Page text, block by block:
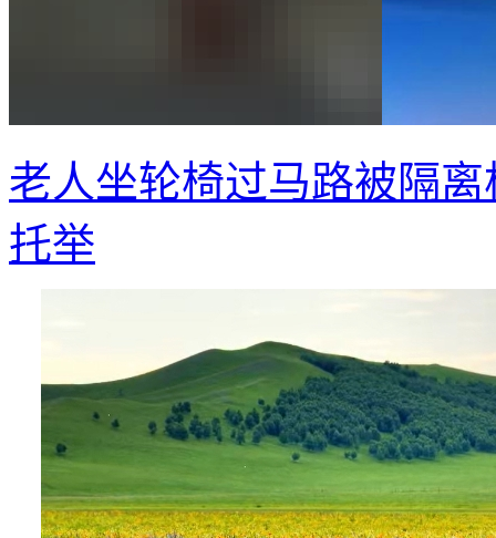
老人坐轮椅过马路被隔
托举